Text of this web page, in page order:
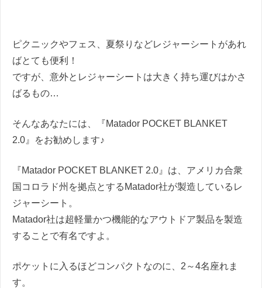
ピクニックやフェス、夏祭りなどレジャーシートがあれ
ばとても便利！
ですが、意外とレジャーシートは大きく持ち運びはかさ
ばるもの…
そんなあなたには、『Matador POCKET BLANKET
2.0』をお勧めします♪
『Matador POCKET BLANKET 2.0』は、アメリカ合衆
国コロラド州を拠点とするMatador社が製造しているレ
ジャーシート。
Matador社は超軽量かつ機能的なアウトドア製品を製造
することで有名ですよ。
ポケットに入るほどコンパクトなのに、2～4名座れま
す。